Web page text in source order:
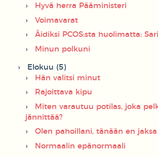
Hyvä herra Pääministeri
Voimavarat
Äidiksi PCOS:sta huolimatta:
Minun polkuni
Elokuu (5)
Hän valitsi minut
Rajoittava kipu
Miten varautuu potilas, joka
jännittää?
Olen pahoillani, tänään en jaksa
Normaalin epänormaali